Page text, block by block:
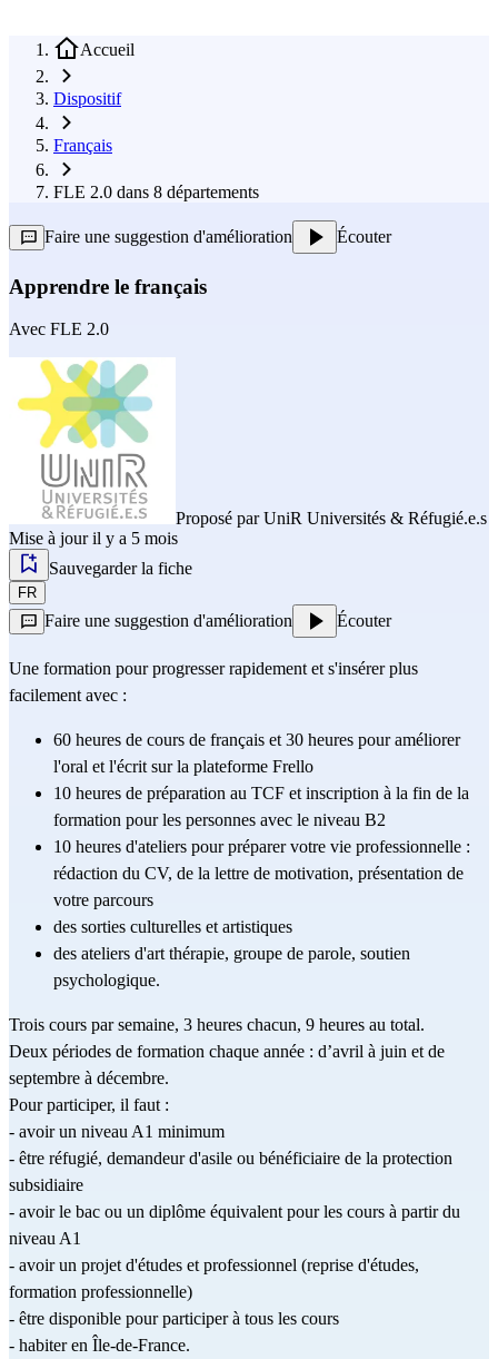
Accueil
Dispositif
Français
FLE 2.0 dans 8 départements
Faire une suggestion d'amélioration Écouter
Apprendre le français
Avec FLE 2.0
Proposé par UniR Universités & Réfugié.e.s
Mise à jour il y a 5 mois
Sauvegarder la fiche
FR
Faire une suggestion d'amélioration Écouter
Une formation pour progresser rapidement et s'insérer plus
facilement avec :
60 heures de cours de français et 30 heures pour améliorer
l'oral et l'écrit sur la plateforme Frello
10 heures de préparation au TCF et inscription à la fin de la
formation pour les personnes avec le niveau B2
10 heures d'ateliers pour préparer votre vie professionnelle :
rédaction du CV, de la lettre de motivation, présentation de
votre parcours
des sorties culturelles et artistiques
des ateliers d'art thérapie, groupe de parole, soutien
psychologique.
Trois cours par semaine, 3 heures chacun, 9 heures au total.
Deux périodes de formation chaque année : d’avril à juin et de
septembre à décembre.
Pour participer, il faut :
- avoir un niveau A1 minimum
- être réfugié, demandeur d'asile ou bénéficiaire de la protection
subsidiaire
- avoir le bac ou un diplôme équivalent pour les cours à partir du
niveau A1
- avoir un projet d'études et professionnel (reprise d'études,
formation professionnelle)
- être disponible pour participer à tous les cours
- habiter en Île-de-France.